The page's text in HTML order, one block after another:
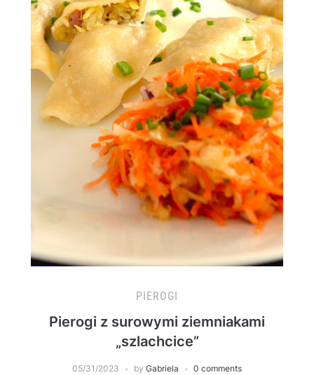
PIEROGI
Pierogi z surowymi ziemniakami
„szlachcice”
05/31/2023 by Gabriela 0 comments